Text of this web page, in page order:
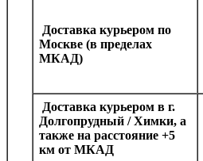
Доставка курьером по
Москве (в пределах
МКАД)
Доставка курьером в г.
Долгопрудный / Химки, а
также на расстояние +5
км от МКАД